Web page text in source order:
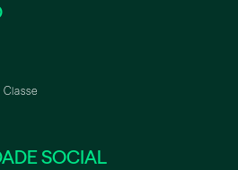
SOCIAL